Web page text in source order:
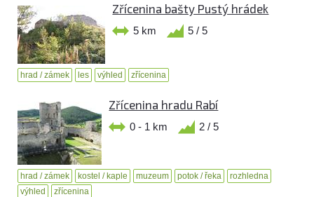
Zřícenina bašty Pustý hrádek
5 km 5 / 5
hrad / zámek les výhled zřícenina
Zřícenina hradu Rabí
0 - 1 km 2 / 5
hrad / zámek kostel / kaple muzeum potok / řeka
rozhledna
výhled
zřícenina